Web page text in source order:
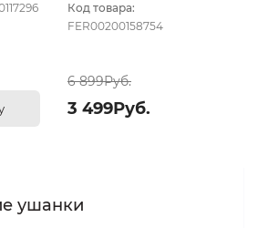
Код товара:
FER00200158754
6 899Руб.
3 499Руб.
ушанки